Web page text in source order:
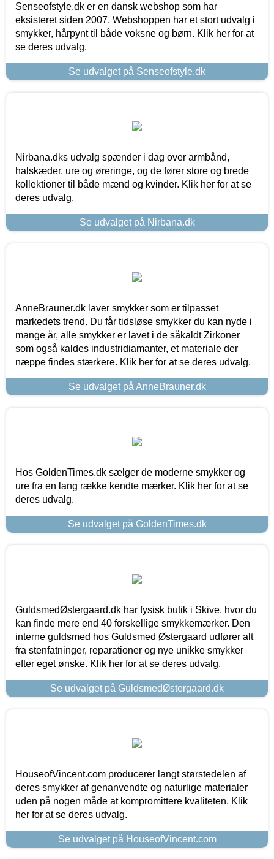
Senseofstyle.dk er en dansk webshop som har
eksisteret siden 2007. Webshoppen har et stort udvalg i
smykker, hårpynt til både voksne og børn. Klik her for at
se deres udvalg.
Se udvalget på Senseofstyle.dk
Nirbana.dks udvalg spænder i dag over armbånd,
halskæder, ure og øreringe, og de fører store og brede
kollektioner til både mænd og kvinder. Klik her for at se
deres udvalg.
Se udvalget på Nirbana.dk
AnneBrauner.dk laver smykker som er tilpasset
markedets trend. Du får tidsløse smykker du kan nyde i
mange år, alle smykker er lavet i de såkaldt Zirkoner
som også kaldes industridiamanter, et materiale der
næppe findes stærkere. Klik her for at se deres udvalg.
Se udvalget på AnneBrauner.dk
Hos GoldenTimes.dk sælger de moderne smykker og
ure fra en lang række kendte mærker. Klik her for at se
deres udvalg.
Se udvalget på GoldenTimes.dk
GuldsmedØstergaard.dk har fysisk butik i Skive, hvor du
kan finde mere end 40 forskellige smykkemærker. Den
interne guldsmed hos Guldsmed Østergaard udfører alt
fra stenfatninger, reparationer og nye unikke smykker
efter eget ønske. Klik her for at se deres udvalg.
Se udvalget på GuldsmedØstergaard.dk
HouseofVincent.com producerer langt størstedelen af
deres smykker af genanvendte og naturlige materialer
uden på nogen måde at kompromittere kvaliteten. Klik
her for at se deres udvalg.
Se udvalget på HouseofVincent.com